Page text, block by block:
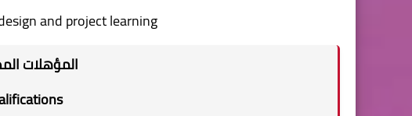
and project learning.
المؤهلات